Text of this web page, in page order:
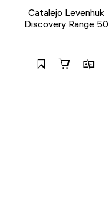
Catalejo Levenhuk
Discovery Range 50